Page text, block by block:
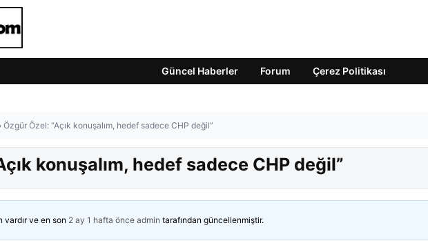
Güncel Haberler Forum Çerez Politikası
› Özgür Özel: “Açık konuşalım, hedef sadece CHP değil”
konuşalım, hedef sadece CHP değil”
vardır ve en son 2 ay 1 hafta önce admin tarafından güncellenmiştir.